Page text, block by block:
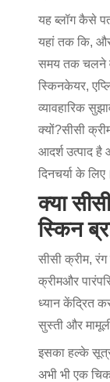
यह ब्लॉग कैसे
यहां तक कि,
समय तक चलने
स्किनकेयर,
व्यावहारिक
क्यों?सीसी
आदर्श उत्पाद
दिनचर्या के लिए।
क्या
स्किन
सीसी क्रीम,
क्रीमऔर
ध्यान केंद्रित
सुस्ती और
इसका हल्के
अभी भी एक